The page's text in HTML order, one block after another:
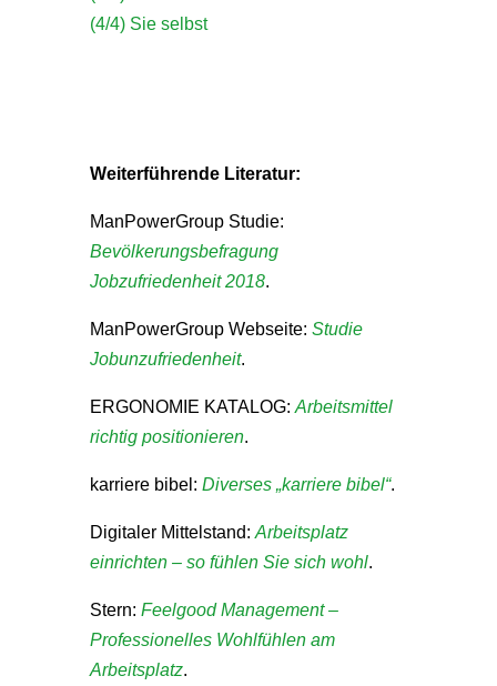
(4/4) Sie selbst
Weiterführende Literatur:
ManPowerGroup Studie:
Bevölkerungsbefragung
Jobzufriedenheit 2018.
ManPowerGroup Webseite: Studie
Jobunzufriedenheit.
ERGONOMIE KATALOG: Arbeitsmittel
richtig positionieren.
karriere bibel: Diverses „karriere bibel“.
Digitaler Mittelstand: Arbeitsplatz
einrichten – so fühlen Sie sich wohl.
Stern: Feelgood Management –
Professionelles Wohlfühlen am
Arbeitsplatz.